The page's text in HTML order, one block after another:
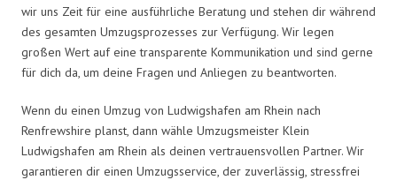
wir uns Zeit für eine ausführliche Beratung und stehen dir während
des gesamten Umzugsprozesses zur Verfügung. Wir legen
großen Wert auf eine transparente Kommunikation und sind gerne
für dich da, um deine Fragen und Anliegen zu beantworten.
Wenn du einen Umzug von Ludwigshafen am Rhein nach
Renfrewshire planst, dann wähle Umzugsmeister Klein
Ludwigshafen am Rhein als deinen vertrauensvollen Partner. Wir
garantieren dir einen Umzugsservice, der zuverlässig, stressfrei